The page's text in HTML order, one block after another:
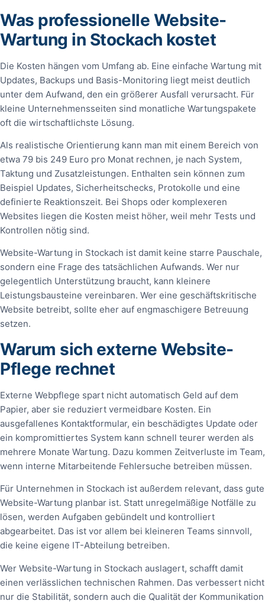
Was professionelle Website-
Wartung in Stockach kostet
Die Kosten hängen vom Umfang ab. Eine einfache Wartung mit
Updates, Backups und Basis-Monitoring liegt meist deutlich
unter dem Aufwand, den ein größerer Ausfall verursacht. Für
kleine Unternehmensseiten sind monatliche Wartungspakete
oft die wirtschaftlichste Lösung.
Als realistische Orientierung kann man mit einem Bereich von
etwa 79 bis 249 Euro pro Monat rechnen, je nach System,
Taktung und Zusatzleistungen. Enthalten sein können zum
Beispiel Updates, Sicherheitschecks, Protokolle und eine
definierte Reaktionszeit. Bei Shops oder komplexeren
Websites liegen die Kosten meist höher, weil mehr Tests und
Kontrollen nötig sind.
Website-Wartung in Stockach ist damit keine starre Pauschale,
sondern eine Frage des tatsächlichen Aufwands. Wer nur
gelegentlich Unterstützung braucht, kann kleinere
Leistungsbausteine vereinbaren. Wer eine geschäftskritische
Website betreibt, sollte eher auf engmaschigere Betreuung
setzen.
Warum sich externe Website-
Pflege rechnet
Externe Webpflege spart nicht automatisch Geld auf dem
Papier, aber sie reduziert vermeidbare Kosten. Ein
ausgefallenes Kontaktformular, ein beschädigtes Update oder
ein kompromittiertes System kann schnell teurer werden als
mehrere Monate Wartung. Dazu kommen Zeitverluste im Team,
wenn interne Mitarbeitende Fehlersuche betreiben müssen.
Für Unternehmen in Stockach ist außerdem relevant, dass gute
Website-Wartung planbar ist. Statt unregelmäßige Notfälle zu
lösen, werden Aufgaben gebündelt und kontrolliert
abgearbeitet. Das ist vor allem bei kleineren Teams sinnvoll,
die keine eigene IT-Abteilung betreiben.
Wer Website-Wartung in Stockach auslagert, schafft damit
einen verlässlichen technischen Rahmen. Das verbessert nicht
nur die Stabilität, sondern auch die Qualität der Kommunikation